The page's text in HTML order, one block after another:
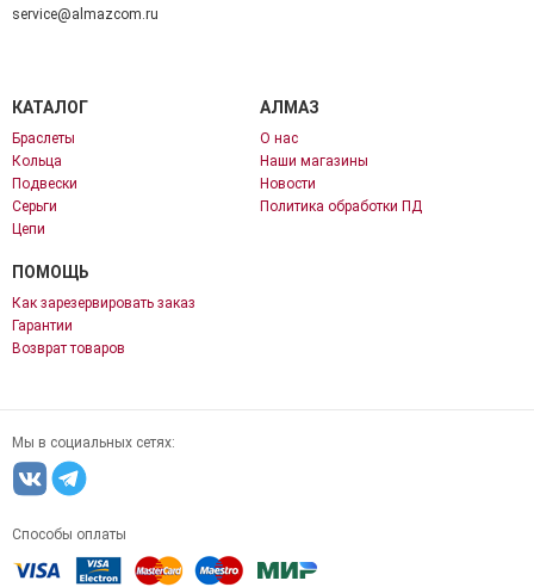
service@almazcom.ru
КАТАЛОГ
Браслеты
Кольца
Подвески
Серьги
Цепи
АЛМАЗ
О нас
Наши магазины
Новости
Политика обработки ПД
ПОМОЩЬ
Как зарезервировать заказ
Гарантии
Возврат товаров
Мы в социальных сетях:
Способы оплаты